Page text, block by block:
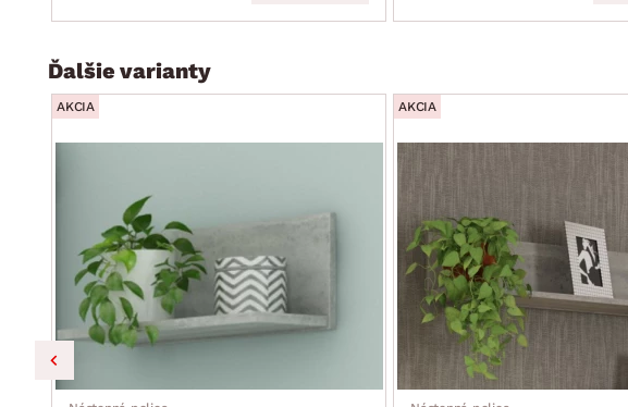
Ďalšie varianty
AKCIA AKCIA